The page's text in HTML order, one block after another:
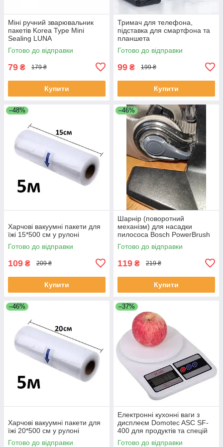
Міні ручний зварювальник
пакетів Korea Type Mini
Sealing LUNA
Готово до відправки
79 ₴ 179 ₴
Купити
Тримач для телефона,
підставка для смартфона та
планшета
Готово до відправки
99 ₴ 199 ₴
Купити
–48%
Харчові вакуумні пакети для
їжі 15*500 см у рулоні
Готово до відправки
109 ₴ 209 ₴
Купити
–46%
Шарнір (поворотний
механізм) для насадки
пилососа Bosch PowerBrush
VXAS014V21
Готово до відправки
119 ₴ 219 ₴
Купити
–46%
Харчові вакуумні пакети для
їжі 20*500 см у рулоні
Готово до відправки
–37%
Електронні кухонні ваги з
дисплеєм Domotec ASC SF-
400 для продуктів та спецій
до 10 кг.
Готово до відправки